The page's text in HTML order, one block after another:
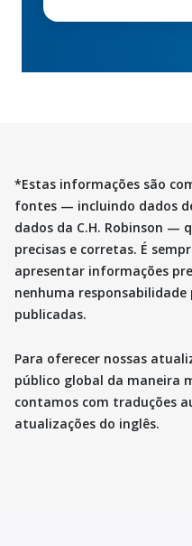
*Estas informações são
fontes — incluindo dados
dados da C.H. Robinson —
precisas e corretas. É
apresentar informações
nenhuma
publicadas.
Para oferecer nossas
público global da maneira
contamos com traduções
atualizações do inglês.